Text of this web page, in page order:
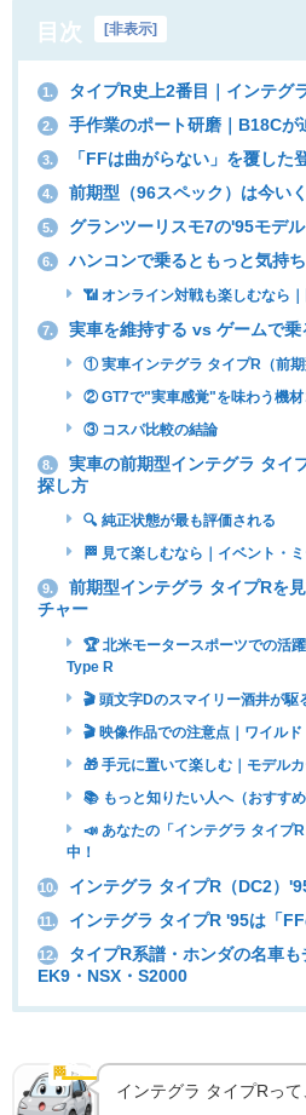
目次 [非表示]
1. タイプR史上2番目｜インテグ
2. 手作業のポート研磨｜B18Cが
3. 「FFは曲がらない」を覆した
4. 前期型（96スペック）は今い
5. グランツーリスモ7の'95モデ
6. ハンコンで乗るともっと気持
📶 オンライン対戦も楽しむなら
7. 実車を維持する vs ゲームで乗
① 実車インテグラ タイプR（前
② GT7で"実車感覚"を味わう機材
③ コスパ比較の結論
8.
実車の前期型インテグラ タイ
探し方
🔍 純正状態が最も評価される
🏁 見て楽しむなら｜イベント・
9.
前期型インテグラ タイプRを
チャー
🏆 北米モータースポーツでの活
Type R
🎬 頭文字Dのスマイリー酒井が駆
🎬 映像作品での注意点｜ワイル
🎁 手元に置いて楽しむ｜モデル
📚 もっと知りたい人へ（おすすめ
📣 あなたの「インテグラ タイプ
中！
10. インテグラ タイプR（DC2）
11. インテグラ タイプR '95は「
12.
タイプR系譜・ホンダの名車も
EK9・NSX・S2000
🏁 実車の魅力
タイプR史上2番目｜イン
インテグラ タイプRっ